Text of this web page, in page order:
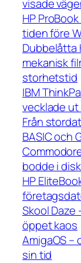
visade
HP
tiden före
Dubbelåtta
mekanisk
storhetstid
IBM
vecklade
Från
BASIC och
bodde i
HP
Skool
öppet kaos
AmigaOS
sin tid